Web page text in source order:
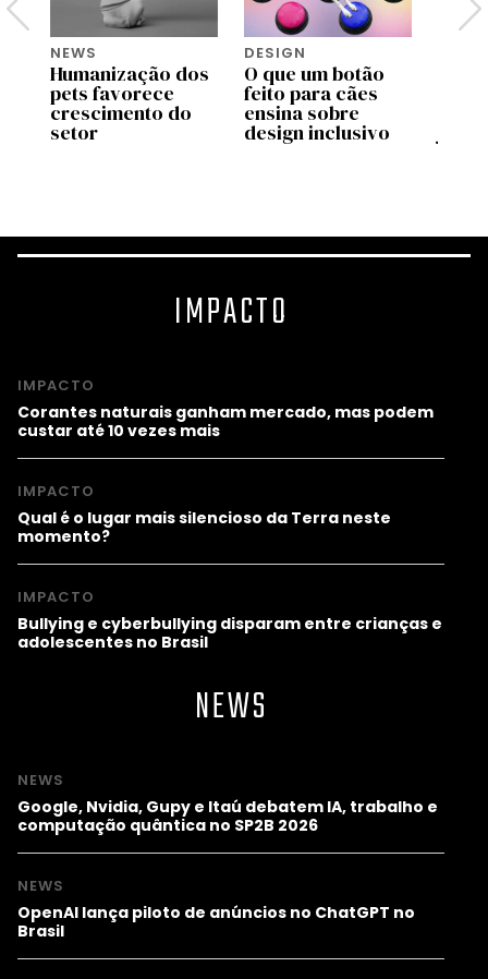
NEWS
Humanização dos
pets favorece
crescimento do
setor
DESIGN
O que um botão
feito para cães
ensina sobre
design inclusivo
IMPACTO
IMPACTO
Corantes naturais ganham mercado, mas podem
custar até 10 vezes mais
IMPACTO
Qual é o lugar mais silencioso da Terra neste
momento?
IMPACTO
Bullying e cyberbullying disparam entre crianças e
adolescentes no Brasil
NEWS
NEWS
Google, Nvidia, Gupy e Itaú debatem IA, trabalho e
computação quântica no SP2B 2026
NEWS
OpenAI lança piloto de anúncios no ChatGPT no
Brasil